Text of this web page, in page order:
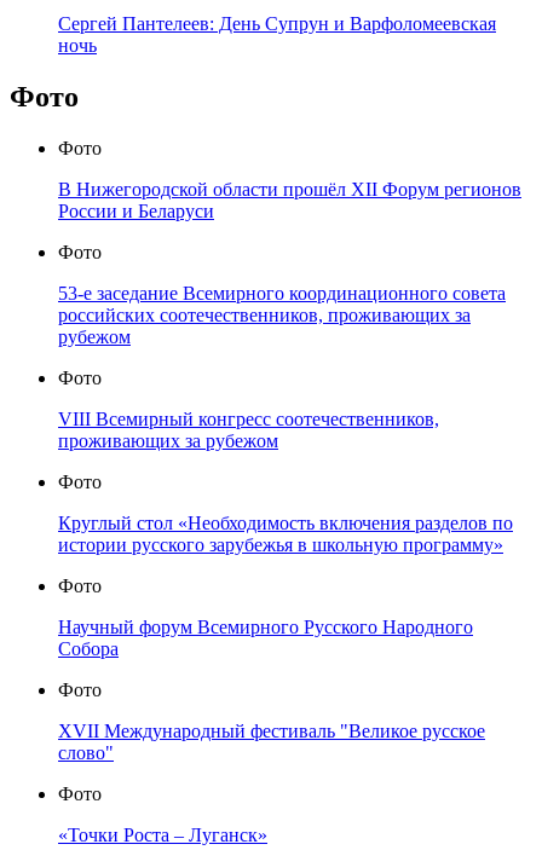
Сергей Пантелеев: День Супрун и Варфоломеевская
ночь
Фото
Фото
В Нижегородской области прошёл XII Форум регионов
России и Беларуси
Фото
53-е заседание Всемирного координационного совета
российских соотечественников, проживающих за
рубежом
Фото
VIII Всемирный конгресс соотечественников,
проживающих за рубежом
Фото
Круглый стол «Необходимость включения разделов по
истории русского зарубежья в школьную программу»
Фото
Научный форум Всемирного Русского Народного
Собора
Фото
XVII Международный фестиваль "Великое русское
слово"
Фото
«Точки Роста – Луганск»